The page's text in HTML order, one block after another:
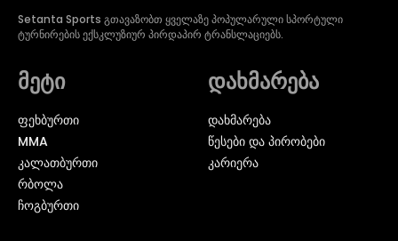
Setanta Sports გთავაზობთ ყველაზე პოპულარული სპორტული
ტურნირების ექსკლუზიურ პირდაპირ ტრანსლაციებს.
მეტი
ᲤᲔᲮᲑᲣᲠᲗᲘ
MMA
ᲙᲐᲚᲐᲗᲑᲣᲠᲗᲘ
ᲠᲑᲝᲚᲐ
ᲩᲝᲒᲑᲣᲠᲗᲘ
დახმარება
დახმარება
წესები და პირობები
კარიერა